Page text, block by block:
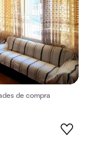
de compra